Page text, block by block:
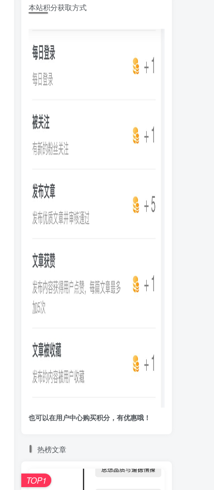
本站积分获取方式
也可以在用户中心购买积分，有优惠哦！
热榜文章
TOP1